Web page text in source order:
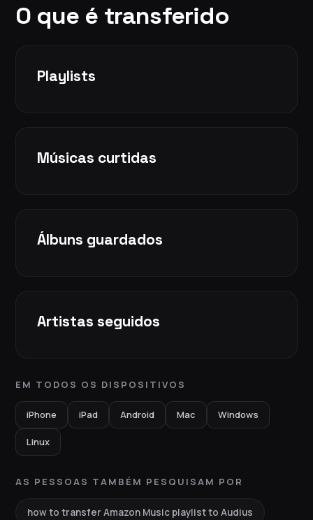
O que é transferido
Playlists
Músicas curtidas
Álbuns guardados
Artistas seguidos
EM TODOS OS DISPOSITIVOS
iPhone iPad Android Mac Windows
Linux
AS PESSOAS TAMBÉM PESQUISAM POR
how to transfer Amazon Music playlist to Audius